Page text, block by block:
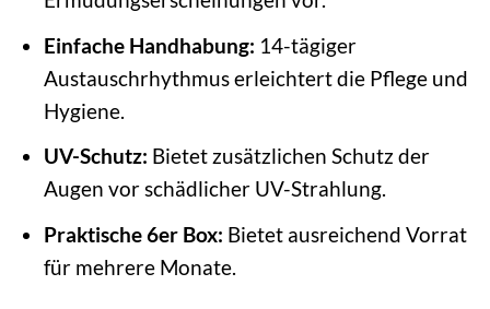
Einfache Handhabung: 14-tägiger
Austauschrhythmus erleichtert die Pflege und
Hygiene.
UV-Schutz: Bietet zusätzlichen Schutz der
Augen vor schädlicher UV-Strahlung.
Praktische 6er Box: Bietet ausreichend Vorrat
für mehrere Monate.